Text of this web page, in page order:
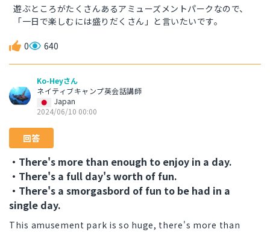
遊ぶところがたくさんあるアミューズメントパークなので、
「一日で楽しむには盛りだくさん」と言いたいです。
0 640
Ko-Heyさん
ネイティブキャンプ英会話講師
Japan
2024/06/10 00:00
回答
・There's more than enough to enjoy in a day.
・There's a full day's worth of fun.
・There's a smorgasbord of fun to be had in a
single day.
This amusement park is so huge, there's more than